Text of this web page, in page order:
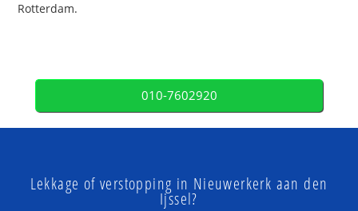
Rotterdam.
010-7602920
Lekkage of verstopping in Nieuwerkerk aan den
Ijssel?